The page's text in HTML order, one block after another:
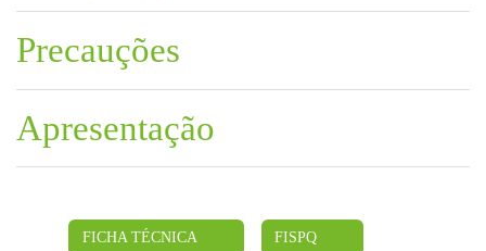
Precauções
Apresentação
FICHA TÉCNICA FISPQ